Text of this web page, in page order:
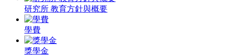
研究所 教育方針與概要
學費
獎學金